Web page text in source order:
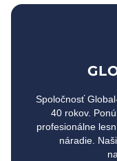
Spoločnosť
40 rokov.
profesionálne
náradie.